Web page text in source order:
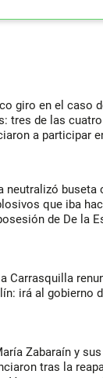
giro en el caso
tres de las
a participar
neutralizó buseta
que iba
de De la
Carrasquilla
irá al gobierno
Zabaraín y
tras la